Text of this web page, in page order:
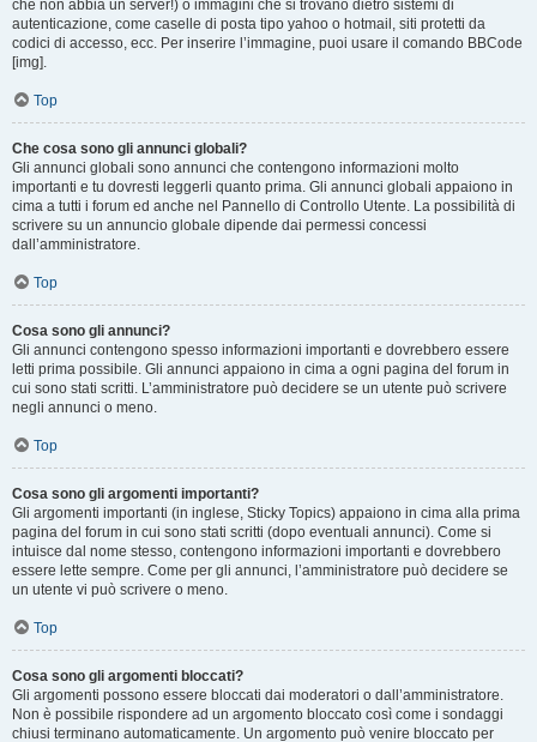
che non abbia un server!) o immagini che si trovano dietro sistemi di
autenticazione, come caselle di posta tipo yahoo o hotmail, siti protetti da
codici di accesso, ecc. Per inserire l’immagine, puoi usare il comando BBCode
[img].
Top
Che cosa sono gli annunci globali?
Gli annunci globali sono annunci che contengono informazioni molto
importanti e tu dovresti leggerli quanto prima. Gli annunci globali appaiono in
cima a tutti i forum ed anche nel Pannello di Controllo Utente. La possibilità di
scrivere su un annuncio globale dipende dai permessi concessi
dall’amministratore.
Top
Cosa sono gli annunci?
Gli annunci contengono spesso informazioni importanti e dovrebbero essere
letti prima possibile. Gli annunci appaiono in cima a ogni pagina del forum in
cui sono stati scritti. L’amministratore può decidere se un utente può scrivere
negli annunci o meno.
Top
Cosa sono gli argomenti importanti?
Gli argomenti importanti (in inglese, Sticky Topics) appaiono in cima alla prima
pagina del forum in cui sono stati scritti (dopo eventuali annunci). Come si
intuisce dal nome stesso, contengono informazioni importanti e dovrebbero
essere lette sempre. Come per gli annunci, l’amministratore può decidere se
un utente vi può scrivere o meno.
Top
Cosa sono gli argomenti bloccati?
Gli argomenti possono essere bloccati dai moderatori o dall’amministratore.
Non è possibile rispondere ad un argomento bloccato così come i sondaggi
chiusi terminano automaticamente. Un argomento può venire bloccato per